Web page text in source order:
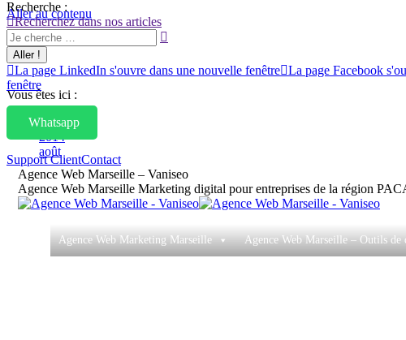
Aller au contenu
Recherche :
Recherchez dans nos articles
La page LinkedIn s'ouvre dans une nouvelle fenêtre La page Facebook
fenêtre
Whatsapp
Support ClientContact
Agence Web Marseille – Vaniseo
Agence Web Marseille Marketing digital pour entreprises de la région
Agence Web Marketing Marseille Agence Web Marseille – Outils de
29/08/2014
Vous êtes ici :
Accueil
2014
août
29